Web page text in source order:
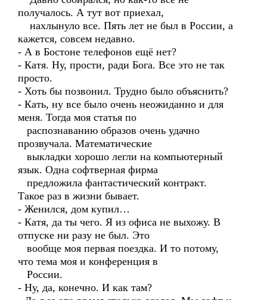
получалось. А тут вот приехал,
нахлынуло все. Пять лет не был в России, а
кажется, совсем недавно.
- А в Бостоне телефонов ещё нет?
- Катя. Ну, прости, ради Бога. Все это не так
просто.
- Хоть бы позвонил. Трудно было объяснить?
- Кать, ну все было очень неожиданно и для
меня. Тогда моя статья по
распознаванию образов очень удачно
прозвучала. Математические
выкладки хорошо легли на компьютерный
язык. Одна софтверная фирма
предложила фантастический контракт.
Такое раз в жизни бывает.
- Женился, дом купил…
- Катя, да ты чего. Я из офиса не выхожу. В
отпуске ни разу не был. Это
вообще моя первая поездка. И то потому,
что тема моя и конференция в
России.
- Ну, да, конечно. И как там?